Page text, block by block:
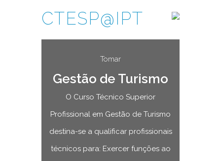
CTESP@IPT
Tomar
Gestão de Turismo
O Curso Técnico Superior
Profissional em Gestão de Turismo
destina-se a qualificar profissionais
técnicos para: Exercer funções ao